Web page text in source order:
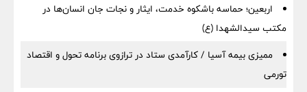
اربعین؛ حماسه باشکوه خدمت، ایثار و نجات جان انسان‌ها در
مکتب سیدالشهدا (ع)
ممیزی بیمه آسیا / کارآمدی ستاد در ترازوی برنامه تحول و اقتصاد
تورمی